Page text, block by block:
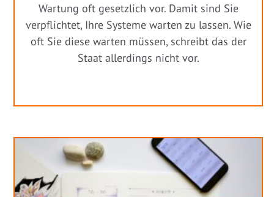
Wartung oft gesetzlich vor. Damit sind Sie
verpflichtet, Ihre Systeme warten zu lassen. Wie
oft Sie diese warten müssen, schreibt das der
Staat allerdings nicht vor.